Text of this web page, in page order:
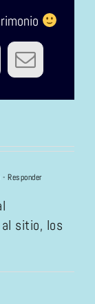
Correo
- Responder
sitio, los